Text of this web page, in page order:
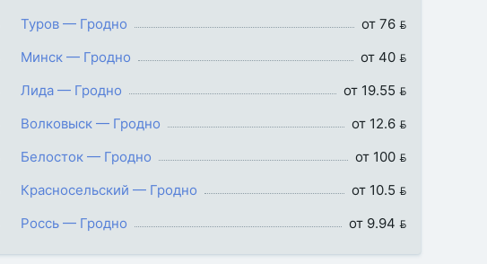
Туров — Гродно
от 76 
Минск — Гродно
от 40 
Лида — Гродно
от 19.55 
Волковыск — Гродно
от 12.6 
Белосток — Гродно
от 100 
Красносельский — Гродно
от 10.5 
Россь — Гродно
от 9.94 